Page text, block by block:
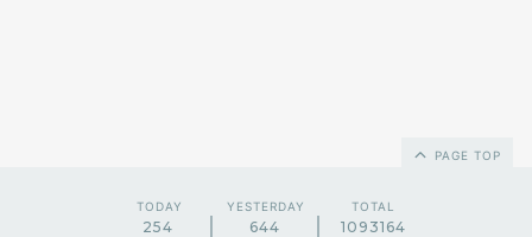
PAGE TOP
TODAY
254
YESTERDAY
644
TOTAL
1093164